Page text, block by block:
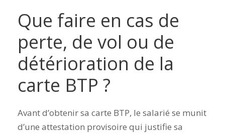
Que faire en cas de
perte, de vol ou de
détérioration de la
carte BTP ?
Avant d’obtenir sa carte BTP, le salarié se munit
d’une attestation provisoire qui justifie sa